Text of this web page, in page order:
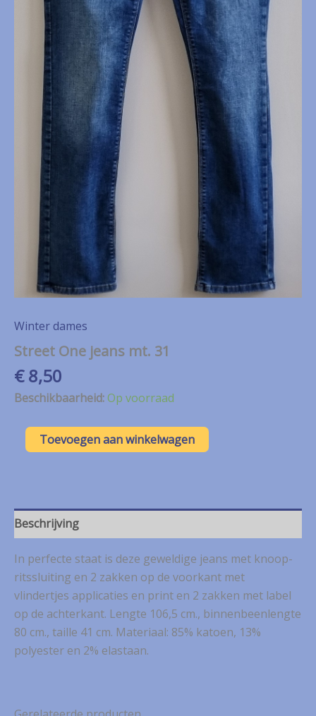
Winter dames
Street One jeans mt. 31
€8,50
Beschikbaarheid:Op voorraad
Street
One
Toevoegen aan winkelwagen
Beschrijving
In perfecte staat is deze geweldige jeans met knoop-
ritssluiting en 2 zakken op de voorkant met
vlindertjes applicaties en print en 2 zakken met label
op de achterkant. Lengte 106,5 cm., binnenbeenlengte
80 cm., taille 41 cm. Materiaal: 85% katoen, 13%
polyester en 2% elastaan.